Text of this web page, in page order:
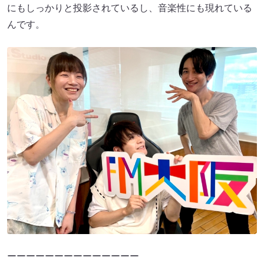
にもしっかりと投影されているし、音楽性にも現れている
んです。
ーーーーーーーーーーーーーー